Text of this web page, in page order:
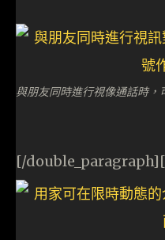
與朋友同時進行視像通話時，
[/